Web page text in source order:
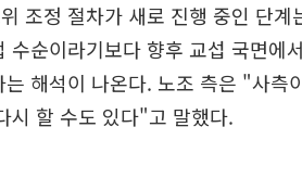
조정 절차가 새로 진행 중인 단
수순이라기보다 향후 교섭 국면에
해석이 나온다. 노조 측은 "사측
시 할 수도 있다"고 말했다.